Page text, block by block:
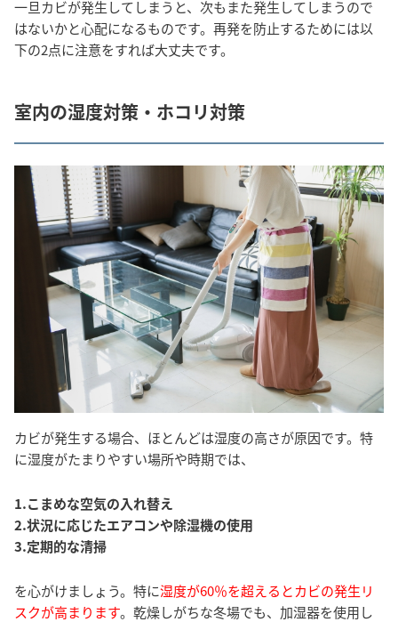
一旦カビが発生してしまうと、次もまた発生してしまうので
はないかと心配になるものです。再発を防止するためには以
下の2点に注意をすれば大丈夫です。
室内の湿度対策・ホコリ対策
カビが発生する場合、ほとんどは湿度の高さが原因です。特
に湿度がたまりやすい場所や時期では、
1.こまめな空気の入れ替え
2.状況に応じたエアコンや除湿機の使用
3.定期的な清掃
を心がけましょう。特に湿度が60％を超えるとカビの発生リ
スクが高まります。乾燥しがちな冬場でも、加湿器を使用し